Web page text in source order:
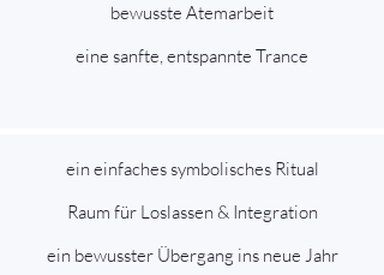
bewusste Atemarbeit​
eine sanfte, entspannte Trance​​
ein einfaches symbolisches Ritual
Raum für Loslassen & Integration
ein bewusster Übergang ins neue Jahr